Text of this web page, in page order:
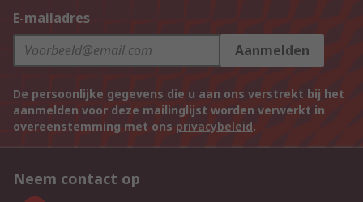
E-mailadres
Aanmelden
De persoonlijke gegevens die u aan ons verstrekt bij het
aanmelden voor deze mailinglijst worden verwerkt in
overeenstemming met ons privacybeleid.
Neem contact op